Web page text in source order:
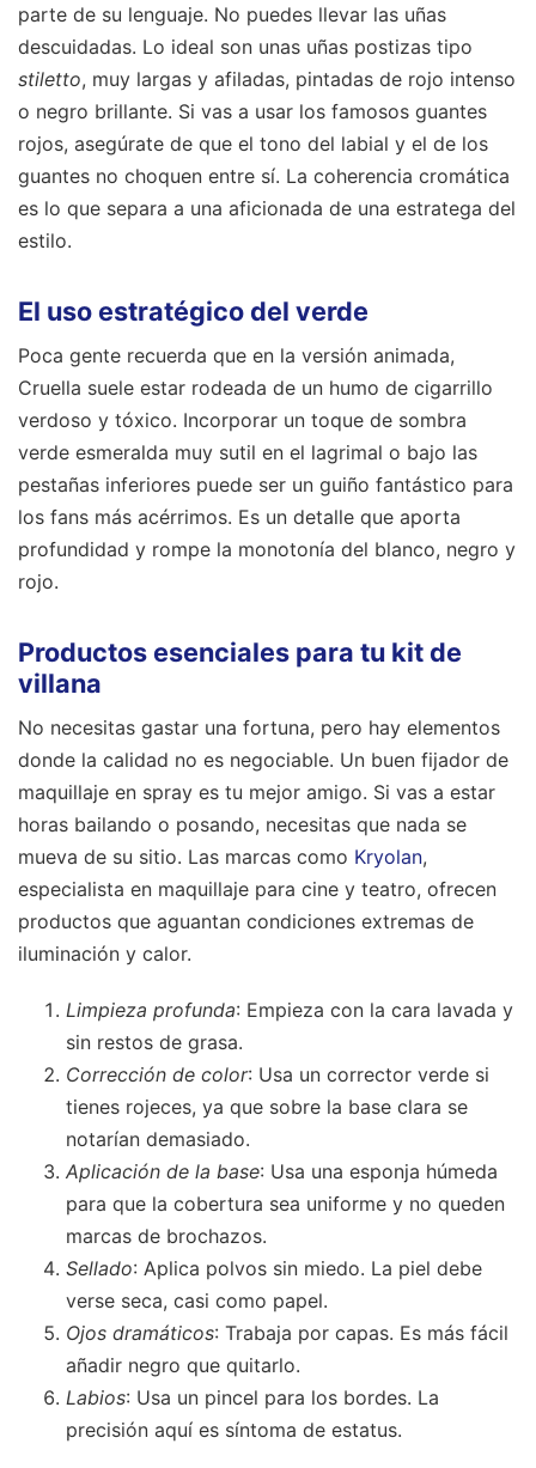
parte de su lenguaje. No puedes llevar las uñas
descuidadas. Lo ideal son unas uñas postizas tipo
stiletto, muy largas y afiladas, pintadas de rojo intenso
o negro brillante. Si vas a usar los famosos guantes
rojos, asegúrate de que el tono del labial y el de los
guantes no choquen entre sí. La coherencia cromática
es lo que separa a una aficionada de una estratega del
estilo.
El uso estratégico del verde
Poca gente recuerda que en la versión animada,
Cruella suele estar rodeada de un humo de cigarrillo
verdoso y tóxico. Incorporar un toque de sombra
verde esmeralda muy sutil en el lagrimal o bajo las
pestañas inferiores puede ser un guiño fantástico para
los fans más acérrimos. Es un detalle que aporta
profundidad y rompe la monotonía del blanco, negro y
rojo.
Productos esenciales para tu kit de
villana
No necesitas gastar una fortuna, pero hay elementos
donde la calidad no es negociable. Un buen fijador de
maquillaje en spray es tu mejor amigo. Si vas a estar
horas bailando o posando, necesitas que nada se
mueva de su sitio. Las marcas como Kryolan,
especialista en maquillaje para cine y teatro, ofrecen
productos que aguantan condiciones extremas de
iluminación y calor.
Limpieza profunda: Empieza con la cara lavada y
sin restos de grasa.
Corrección de color: Usa un corrector verde si
tienes rojeces, ya que sobre la base clara se
notarían demasiado.
Aplicación de la base: Usa una esponja húmeda
para que la cobertura sea uniforme y no queden
marcas de brochazos.
Sellado: Aplica polvos sin miedo. La piel debe
verse seca, casi como papel.
Ojos dramáticos: Trabaja por capas. Es más fácil
añadir negro que quitarlo.
Labios: Usa un pincel para los bordes. La
precisión aquí es síntoma de estatus.